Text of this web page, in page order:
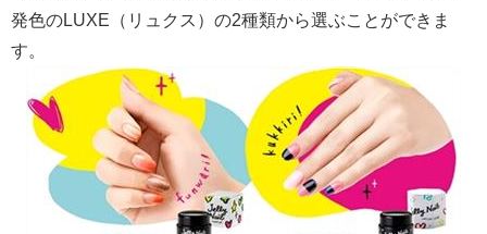
発色のLUXE（リュクス）の2種類から選ぶことができま
す。